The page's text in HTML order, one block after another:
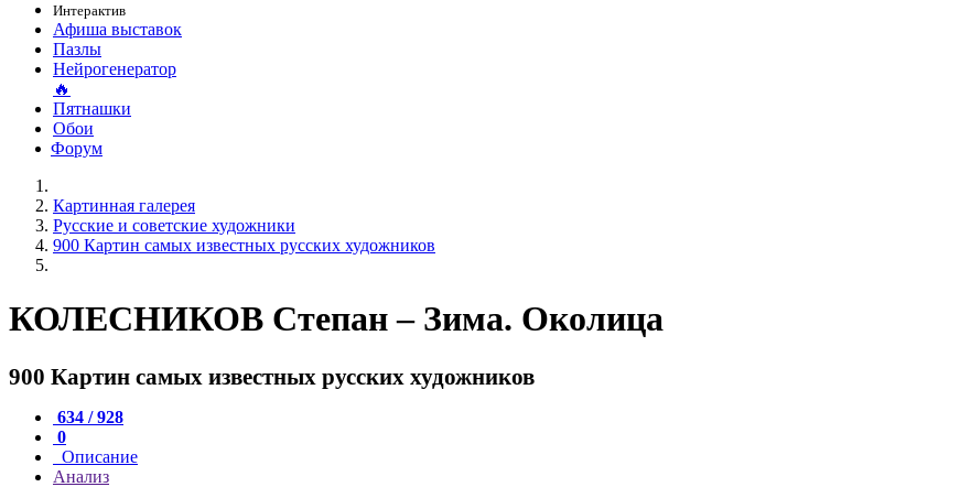
Интерактив
Афиша выставок
Пазлы
Нейрогенератор
🔥
Пятнашки
Обои
Форум
Картинная галерея
Русские и советские художники
900 Картин самых известных русских художников
КОЛЕСНИКОВ Степан – Зима. Околица
900 Картин самых известных русских художников
634 / 928
0
Описание
Анализ